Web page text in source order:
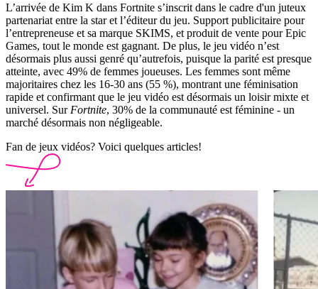
L’arrivée de Kim K dans Fortnite s’inscrit dans le cadre d'un juteux
partenariat entre la star et l’éditeur du jeu. Support publicitaire pour
l’entrepreneuse et sa marque SKIMS, et produit de vente pour Epic
Games, tout le monde est gagnant. De plus, le jeu vidéo n’est
désormais plus aussi genré qu’autrefois, puisque la parité est presque
atteinte, avec 49% de femmes joueuses. Les femmes sont même
majoritaires chez les 16-30 ans (55 %), montrant une féminisation
rapide et confirmant que le jeu vidéo est désormais un loisir mixte et
universel. Sur Fortnite, 30% de la communauté est féminine - un
marché désormais non négligeable.
Fan de jeux vidéos? Voici quelques articles!